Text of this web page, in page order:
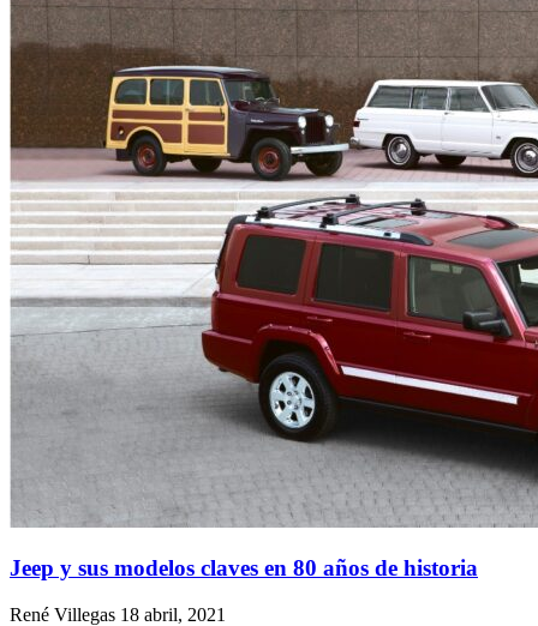
Jeep y sus modelos claves en 80 años de historia
René Villegas 18 abril, 2021